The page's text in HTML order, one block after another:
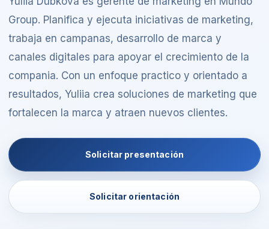
Group. Planifica y ejecuta iniciativas de marketing,
trabaja en campanas, desarrollo de marca y
canales digitales para apoyar el crecimiento de la
compania. Con un enfoque practico y orientado a
resultados, Yuliia crea soluciones de marketing que
fortalecen la marca y atraen nuevos clientes.
Solicitar presentación
Solicitar orientación